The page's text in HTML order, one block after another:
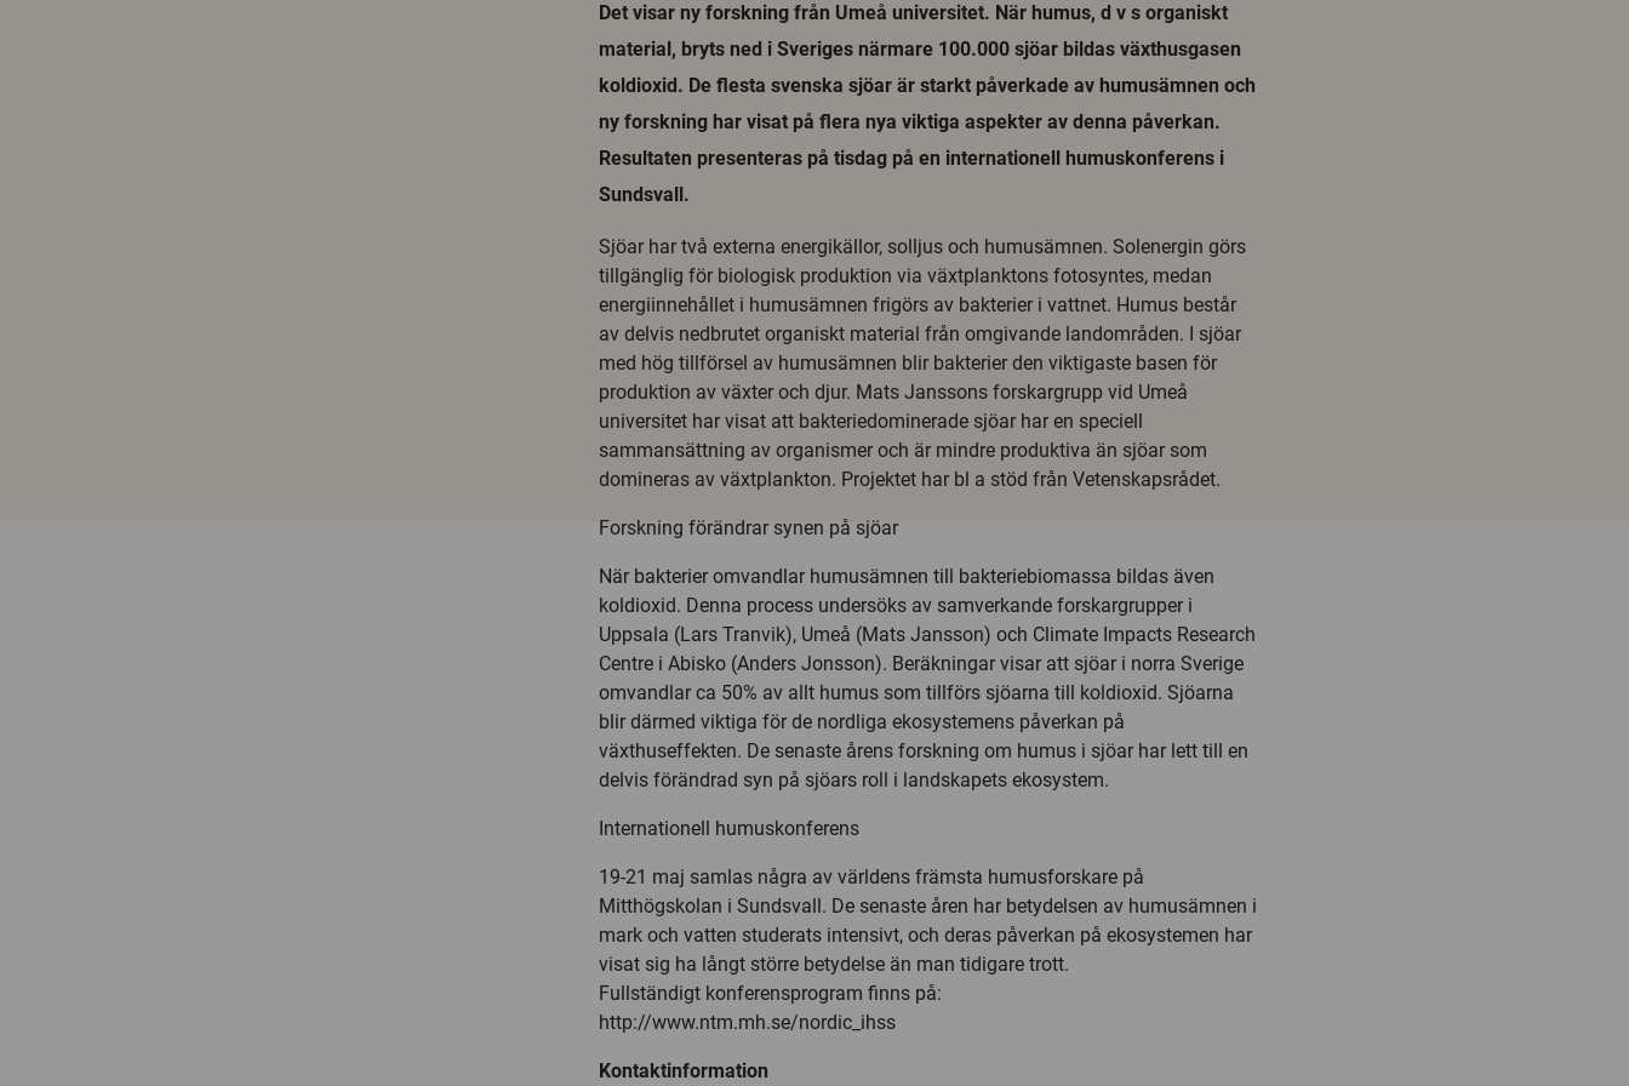
Det visar ny forskning från Umeå universitet. När humus, d v s organiskt
material, bryts ned i Sveriges närmare 100.000 sjöar bildas växthusgasen
koldioxid. De flesta svenska sjöar är starkt påverkade av humusämnen och
ny forskning har visat på flera nya viktiga aspekter av denna påverkan.
Resultaten presenteras på tisdag på en internationell humuskonferens i
Sundsvall.
Sjöar har två externa energikällor, solljus och humusämnen. Solenergin görs
tillgänglig för biologisk produktion via växtplanktons fotosyntes, medan
energiinnehållet i humusämnen frigörs av bakterier i vattnet. Humus består
av delvis nedbrutet organiskt material från omgivande landområden. I sjöar
med hög tillförsel av humusämnen blir bakterier den viktigaste basen för
produktion av växter och djur. Mats Janssons forskargrupp vid Umeå
universitet har visat att bakteriedominerade sjöar har en speciell
sammansättning av organismer och är mindre produktiva än sjöar som
domineras av växtplankton. Projektet har bl a stöd från Vetenskapsrådet.
Forskning förändrar synen på sjöar
När bakterier omvandlar humusämnen till bakteriebiomassa bildas även
koldioxid. Denna process undersöks av samverkande forskargrupper i
Uppsala (Lars Tranvik), Umeå (Mats Jansson) och Climate Impacts Research
Centre i Abisko (Anders Jonsson). Beräkningar visar att sjöar i norra Sverige
omvandlar ca 50% av allt humus som tillförs sjöarna till koldioxid. Sjöarna
blir därmed viktiga för de nordliga ekosystemens påverkan på
växthuseffekten. De senaste årens forskning om humus i sjöar har lett till en
delvis förändrad syn på sjöars roll i landskapets ekosystem.
Internationell humuskonferens
19-21 maj samlas några av världens främsta humusforskare på
Mitthögskolan i Sundsvall. De senaste åren har betydelsen av humusämnen i
mark och vatten studerats intensivt, och deras påverkan på ekosystemen har
visat sig ha långt större betydelse än man tidigare trott.
Fullständigt konferensprogram finns på:
http://www.ntm.mh.se/nordic_ihss
Kontaktinformation